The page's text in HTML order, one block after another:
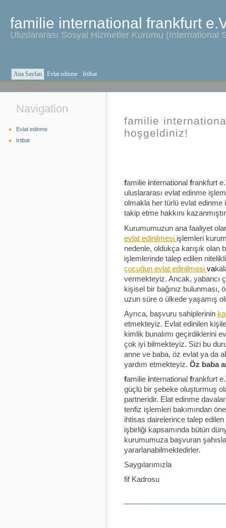
familie international frankfurt
Uluslararası Sosyal Hizmetler Kurumu (International
Ana Sayfan Evlat edinme Irtibat
Navigation
Evlat edinme
Irtibat
familie
hoşgeldiniz!
familie international frankfurt
uluslararası evlat edinme
olmakla her türlü evlat edinme
takip etme hakkını
Kurumumuzun ana faaliyet
evlat edinilmesi işlemleri
nedenle, oldukça karışık olan
işlemlerinde talep edilen
çocuğun evlat edinilmesi va
vermekteyiz. Ancak, yabancı
kişisel bir bağınız bulunması,
uzun süre o ülkede yaşamış
Ayrıca, başvuru sahiplerinin
etmekteyiz. Evlat edinilen
kimlik bunalımı geçirdiklerini
çok iyi bilmekteyiz. Sizi bu
anne ve baba, öz evlat ya da
yardım etmekteyiz. Öz baba
familie international frankfurt
güçlü bir şebeke oluşturmuş
partneridir. Elat edinme
tenfiz işlemleri bakımından
ihtisas dairelerince talep
işbirliği kapsamında bütün
kurumumuza başvuran
yararlanabilmektedirler.
Saygılarımızla
fif Kadrosu